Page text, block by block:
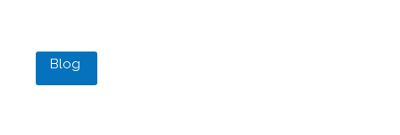
Blog